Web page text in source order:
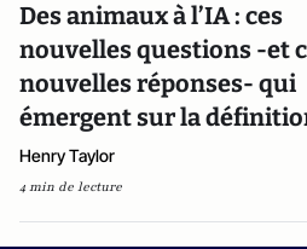
Des animaux à l’IA : ces
nouvelles questions -et
nouvelles réponses- qui
émergent sur la
Henry Taylor
4 min de lecture